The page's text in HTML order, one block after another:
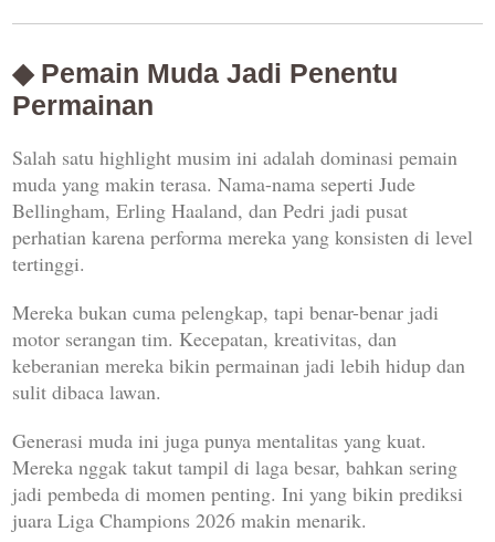
◆ Pemain Muda Jadi Penentu
Permainan
Salah satu highlight musim ini adalah dominasi pemain
muda yang makin terasa. Nama-nama sepertiJude
Bellingham,Erling Haaland, danPedri jadi pusat
perhatian karena performa mereka yang konsisten di level
tertinggi.
Mereka bukan cuma pelengkap, tapi benar-benar jadi
motor serangan tim. Kecepatan, kreativitas, dan
keberanian mereka bikin permainan jadi lebih hidup dan
sulit dibaca lawan.
Generasi muda ini juga punya mentalitas yang kuat.
Mereka nggak takut tampil di laga besar, bahkan sering
jadi pembeda di momen penting. Ini yang bikin prediksi
juara Liga Champions 2026 makin menarik.